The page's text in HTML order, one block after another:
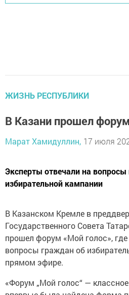
ЖИЗНЬ РЕСПУБЛИКИ
В Казани прошел
Марат Хамидуллин, 17 июля
Эксперты отвечали на
избирательной кампании
В Казанском Кремле в
Государственного Совета
прошел форум «Мой голос»,
вопросы граждан об
прямом эфире.
«Форум „Мой голос“ —